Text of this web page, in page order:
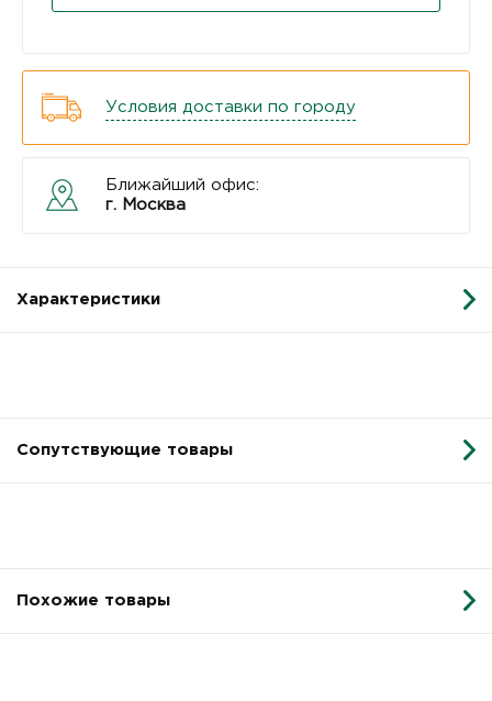
Условия доставки по городу
Ближайший офис:
г. Москва
Характеристики
Сопутствующие товары
Похожие товары